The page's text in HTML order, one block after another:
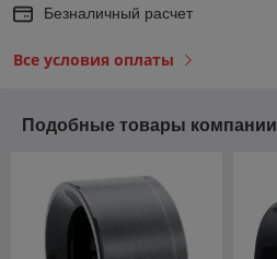
Безналичный расчет
Все условия оплаты
Подобные товары компании